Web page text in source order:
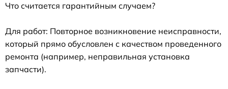
Что считается гарантийным случаем?
Для работ: Повторное возникновение неисправности,
который прямо обусловлен с качеством проведенного
ремонта (например, неправильная установка
запчасти).